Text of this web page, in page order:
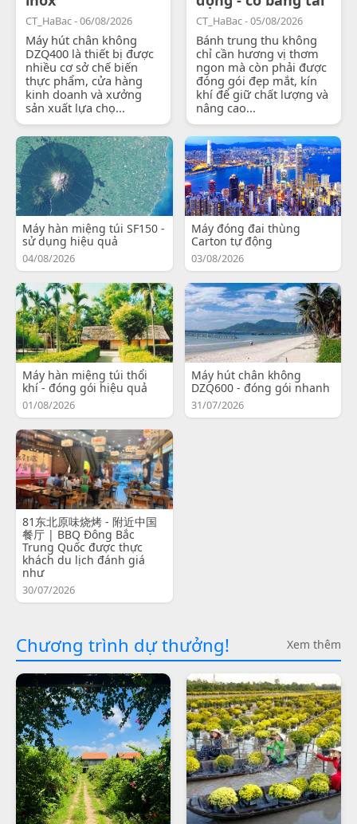
CT_HaBac - 06/08/2026
Máy hút chân không
DZQ400 là thiết bị được
nhiều cơ sở chế biến
thực phẩm, cửa hàng
kinh doanh và xưởng
sản xuất lựa chọ...
CT_HaBac - 05/08/2026
Bánh trung thu không
chỉ cần hương vị thơm
ngon mà còn phải được
đóng gói đẹp mắt, kín
khí để giữ chất lượng và
nâng cao...
Máy hàn miệng túi SF150 -
sử dụng hiệu quả
04/08/2026
Máy đóng đai thùng
Carton tự động
03/08/2026
Máy hàn miệng túi thổi
khí - đóng gói hiệu quả
01/08/2026
Máy hút chân không
DZQ600 - đóng gói nhanh
31/07/2026
81东北原味烧烤 - 附近中国
餐厅 | BBQ Đông Bắc
Trung Quốc được thực
khách du lịch đánh giá
như
30/07/2026
Chương trình dự thưởng! Xem thêm